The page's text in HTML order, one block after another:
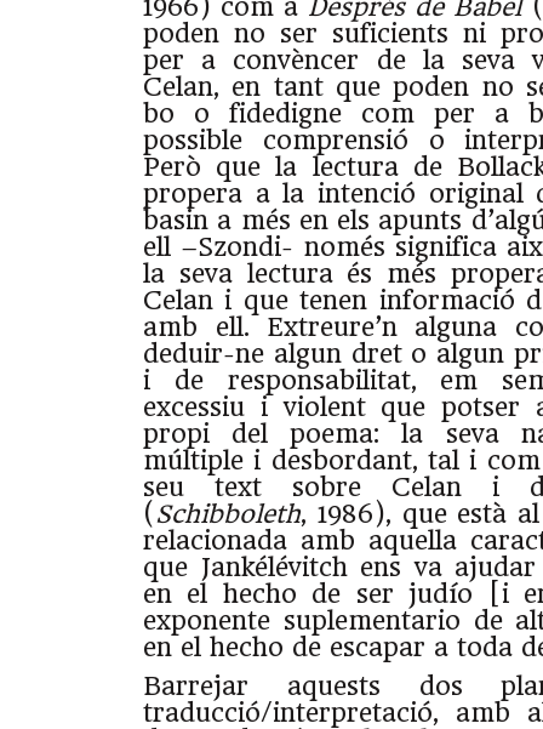
1966) com a Després de Babel
poden no ser suficients ni
per a convèncer de la seva
Celan, en tant que poden no
bo o fidedigne com per a
possible comprensió o
Però que la lectura de
propera a la intenció original
basin a més en els apunts
ell –Szondi- només significa
la seva lectura és més
Celan i que tenen informació
amb ell. Extreure’n alguna
deduir-ne algun dret o algun
i de responsabilitat, em
excessiu i violent que potser
propi del poema: la seva
múltiple i desbordant, tal i
seu text sobre Celan i
( Schibboleth, 1986), que està
relacionada amb aquella
que Jankélévitch ens va
en el hecho de ser judío [i
exponente suplementario de
en el hecho de escapar a toda
Barrejar aquests dos
traducció/interpretació, amb